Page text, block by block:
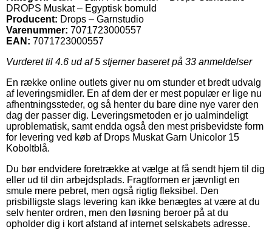
DROPS Muskat – Egyptisk bomuld
Producent: Drops – Garnstudio
Varenummer: 7071723000557
EAN: 7071723000557
Vurderet til 4.6 ud af 5 stjerner baseret på 33 anmeldelser
En række online outlets giver nu om stunder et bredt udvalg
af leveringsmidler. En af dem der er mest populær er lige nu
afhentningssteder, og så henter du bare dine nye varer den
dag der passer dig. Leveringsmetoden er jo ualmindeligt
uproblematisk, samt endda også den mest prisbevidste form
for levering ved køb af Drops Muskat Garn Unicolor 15
Koboltblå.
Du bør endvidere foretrække at vælge at få sendt hjem til dig
eller ud til din arbejdsplads. Fragtformen er jævnligt en
smule mere pebret, men også rigtig fleksibel. Den
prisbilligste slags levering kan ikke benægtes at være at du
selv henter ordren, men den løsning beroer på at du
opholder dig i kort afstand af internet selskabets adresse.